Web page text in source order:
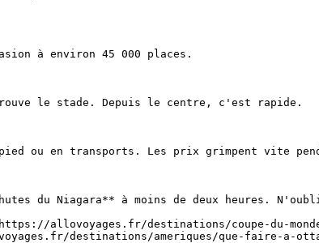
à environ 45 000 places.
le stade. Depuis le centre, c'est rapide.
ou en transports. Les prix grimpent vite
du Niagara** à moins de deux heures.
allovoyages.fr/destinations/coupe-du-
destinations/ameriques/que-faire-a-